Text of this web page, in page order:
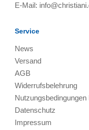
E-Mail:
Service
News
Versand
AGB
Widerrufsbelehrung
Nutzungsbedingungen
Datenschutz
Impressum